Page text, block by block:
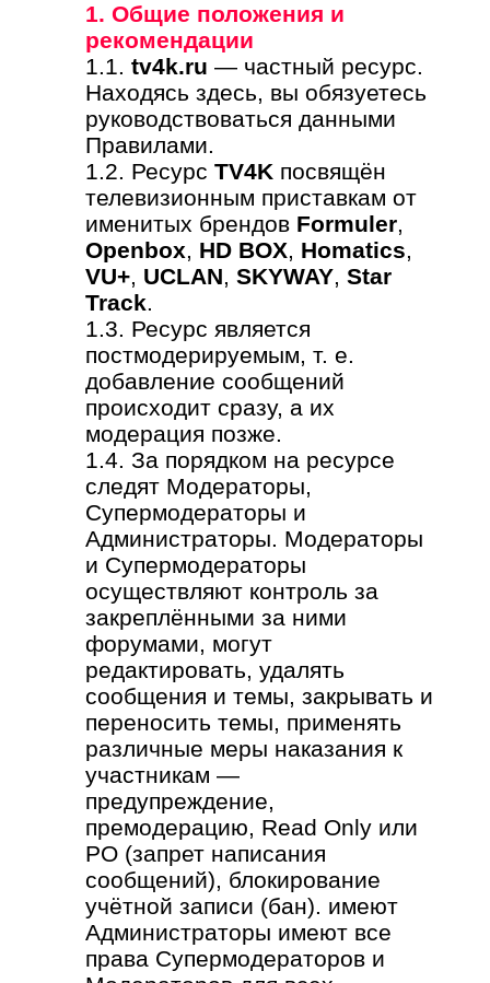
1. Общие положения и
рекомендации
1.1.tv4k.ru — частный ресурс.
Находясь здесь, вы обязуетесь
руководствоваться данными
Правилами.
1.2. РесурсTV4K посвящён
телевизионным приставкам от
именитых брендов Formuler,
Openbox, HD BOX, Homatics,
VU+, UCLAN,SKYWAY,Star
Track.
1.3. Ресурс является
постмодерируемым, т. е.
добавление сообщений
происходит сразу, а их
модерация позже.
1.4. За порядком на ресурсе
следят Модераторы,
Супермодераторы и
Администраторы. Модераторы
и Супермодераторы
осуществляют контроль за
закреплёнными за ними
форумами, могут
редактировать, удалять
сообщения и темы, закрывать и
переносить темы, применять
различные меры наказания к
участникам —
предупреждение,
премодерацию, Read Only или
РО (запрет написания
сообщений), блокирование
учётной записи (бан). имеют
Администраторы имеют все
права Супермодераторов и